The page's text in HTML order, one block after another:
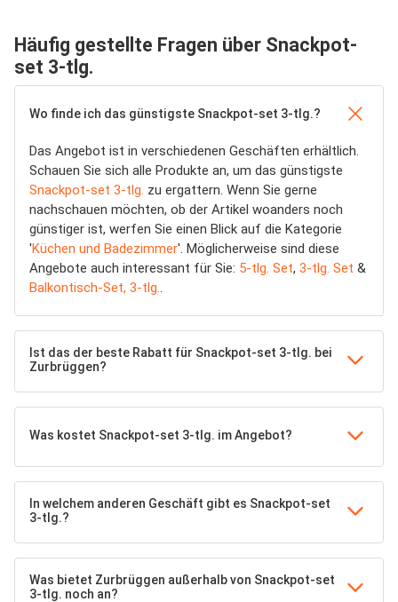
Häufig gestellte Fragen über Snackpot-
set 3-tlg.
Wo finde ich das günstigste Snackpot-set 3-tlg.?
Das Angebot ist in verschiedenen Geschäften erhältlich.
Schauen Sie sich alle Produkte an, um das günstigste
Snackpot-set 3-tlg. zu ergattern. Wenn Sie gerne
nachschauen möchten, ob der Artikel woanders noch
günstiger ist, werfen Sie einen Blick auf die Kategorie
'Küchen und Badezimmer'. Möglicherweise sind diese
Angebote auch interessant für Sie: 5-tlg. Set, 3-tlg. Set &
Balkontisch-Set, 3-tlg..
Ist das der beste Rabatt für Snackpot-set 3-tlg. bei
Zurbrüggen?
Was kostet Snackpot-set 3-tlg. im Angebot?
In welchem anderen Geschäft gibt es Snackpot-set
3-tlg.?
Was bietet Zurbrüggen außerhalb von Snackpot-set
3-tlg. noch an?